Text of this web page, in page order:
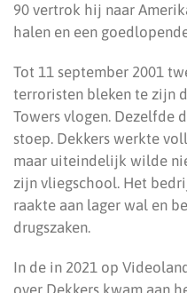
90 vertrok hij naar
halen en een
Tot 11 september 2001
terroristen bleken te zijn
Towers vlogen. Dezelfde
stoep. Dekkers werkte
maar uiteindelijk wilde
zijn vliegschool. Het
raakte aan lager wal en
drugszaken.
In de in 2021 op